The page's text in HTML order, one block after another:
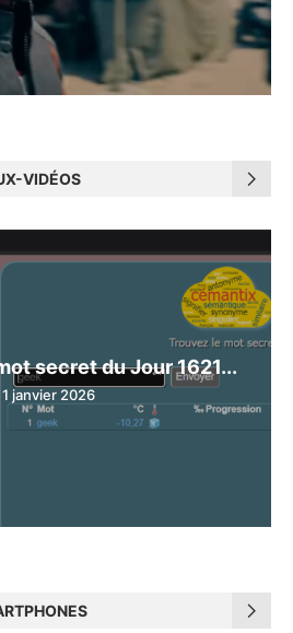
VIDÉOS
secret du Jour 1621...
1 janvier 2026